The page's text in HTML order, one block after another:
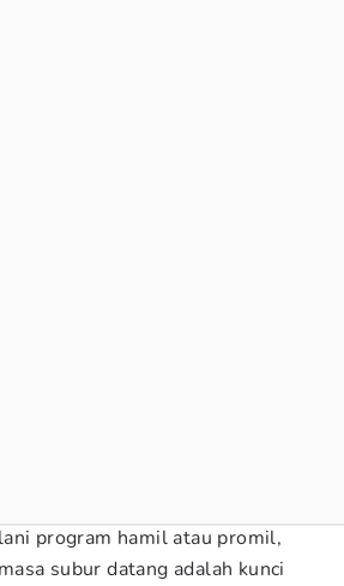
program hamil atau promil,
subur datang adalah kunci